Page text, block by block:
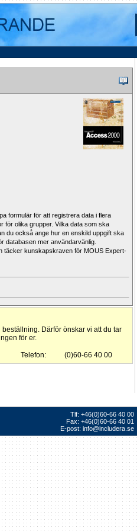
formulär för att registrera data i flera
för olika grupper. Vilka data som ska
du också ange hur en enskild uppgift ska
databasen mer användarvänlig.
täcker kunskapskraven för MOUS Expert-
Därför önskar vi att du tar
för er.
Telefon: (0)60-66 40 00
Tlf: +46(0)60-66 40 00
Fax: +46(0)60-66 40 01
E-post: info@includera.se